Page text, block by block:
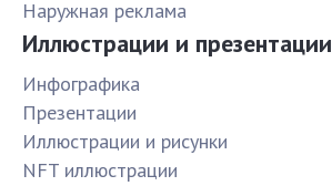
Наружная реклама
Иллюстрации и презентации
Инфографика
Презентации
Иллюстрации и рисунки
NFT иллюстрации